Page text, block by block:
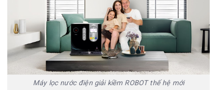
Tiêu chuẩn chất
lượng máy
QCVN 4:2009 / BKHCN
Chất lượng nước TCQG Nước uống trực tiếp QCVN 6-1:
2010/ Bộ Y Tế
Thương hiệu
ROBOT
Xuất xứ
- Vòi inox 360° + Bộ điện phân sản xuất
tại Korea - Màng trao đổi ion Sumitomo -
Japan - Bộ lọc sản xuất tại KOREA - Sản
Máy lọc nước điện giải kiềm ROBOT thế hệ mới